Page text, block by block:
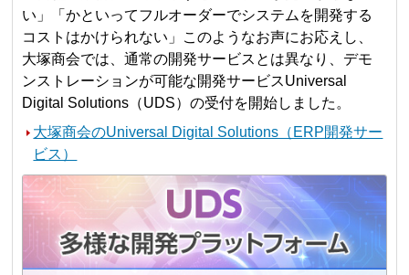
い」「かといってフルオーダーでシステムを開発する
コストはかけられない」このようなお声にお応えし、
大塚商会では、通常の開発サービスとは異なり、デモ
ンストレーションが可能な開発サービスUniversal
Digital Solutions（UDS）の受付を開始しました。
大塚商会のUniversal Digital Solutions（ERP開発サー
ビス）